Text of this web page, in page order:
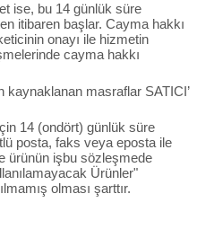
ise, bu 14 günlük süre
itibaren başlar. Cayma hakkı
onayı ile hizmetin
cayma hakkı
kaynaklanan masraflar SATICI’
14 (ondört) günlük süre
posta, faks veya eposta ile
ürünün işbu sözleşmede
Ürünler"
olması şarttır.